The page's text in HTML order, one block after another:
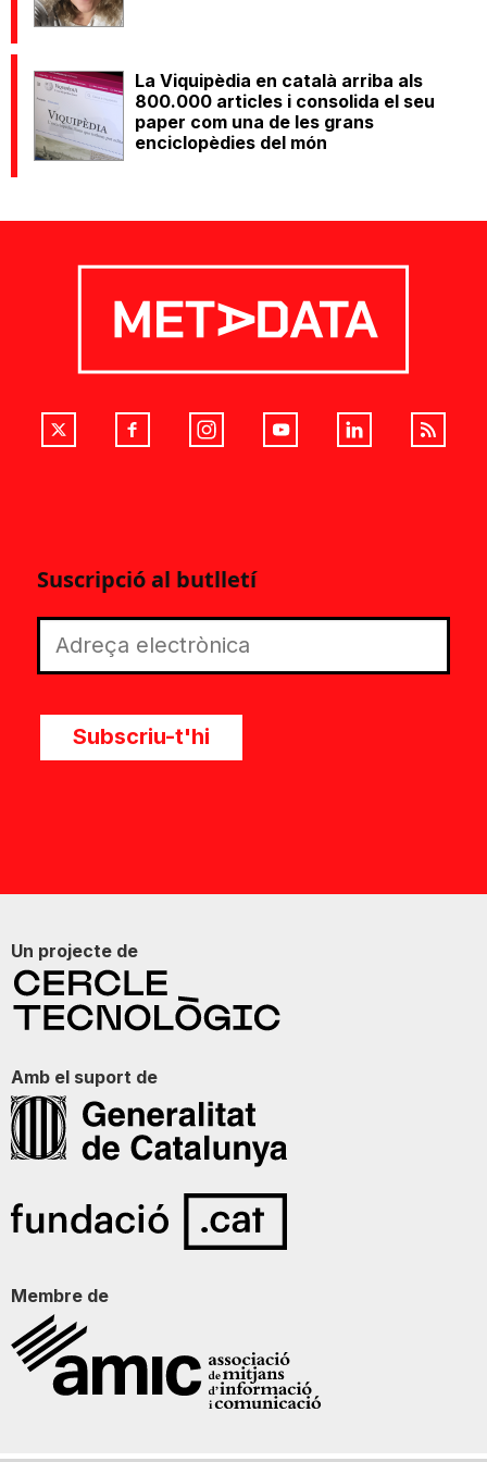
La Viquipèdia en català arriba als
800.000 articles i consolida el seu
paper com una de les grans
enciclopèdies del món
Suscripció al butlletí
Subscriu-t'hi
Un projecte de
Amb el suport de
Membre de